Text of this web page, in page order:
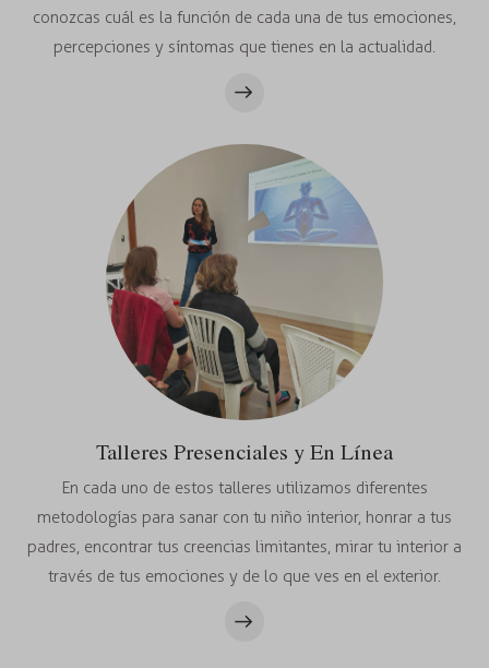
conozcas cuál es la función de cada una de tus emociones,
percepciones y síntomas que tienes en la actualidad.
Talleres Presenciales y En Línea
En cada uno de estos talleres utilizamos diferentes
metodologías para sanar con tu niño interior, honrar a tus
padres, encontrar tus creencias limitantes, mirar tu interior a
través de tus emociones y de lo que ves en el exterior.